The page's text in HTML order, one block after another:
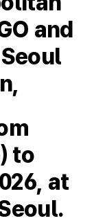
and
to
at